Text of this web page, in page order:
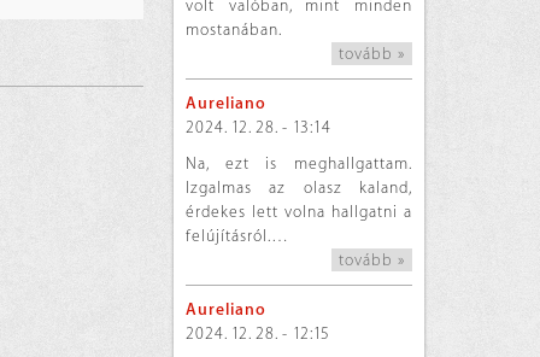
volt valóban, mint minden
mostanában.
tovább »
Aureliano
2024. 12. 28. - 13:14
Na, ezt is meghallgattam.
Izgalmas az olasz kaland,
érdekes lett volna hallgatni a
felújításról.…
tovább »
Aureliano
2024. 12. 28. - 12:15